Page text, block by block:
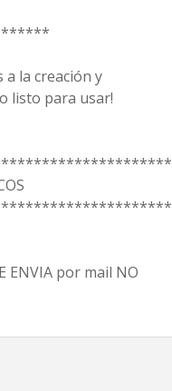
a la creación y
listo para usar!
ENVIA por mail NO